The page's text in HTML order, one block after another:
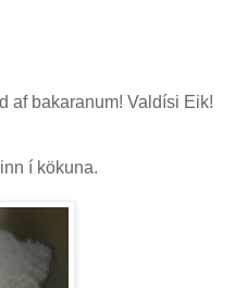
af bakaranum! Valdísi Eik!
í kökuna.